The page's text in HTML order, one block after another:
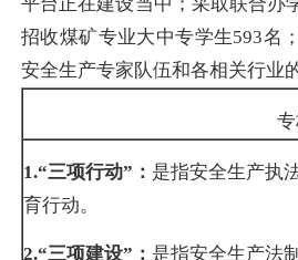
招收煤矿专业大中专学生593名
安全生产专家队伍和各相关行业
1.“三项行动”： 是指安全生产执
育行动。
2.“三项建设”： 是指安全生产法